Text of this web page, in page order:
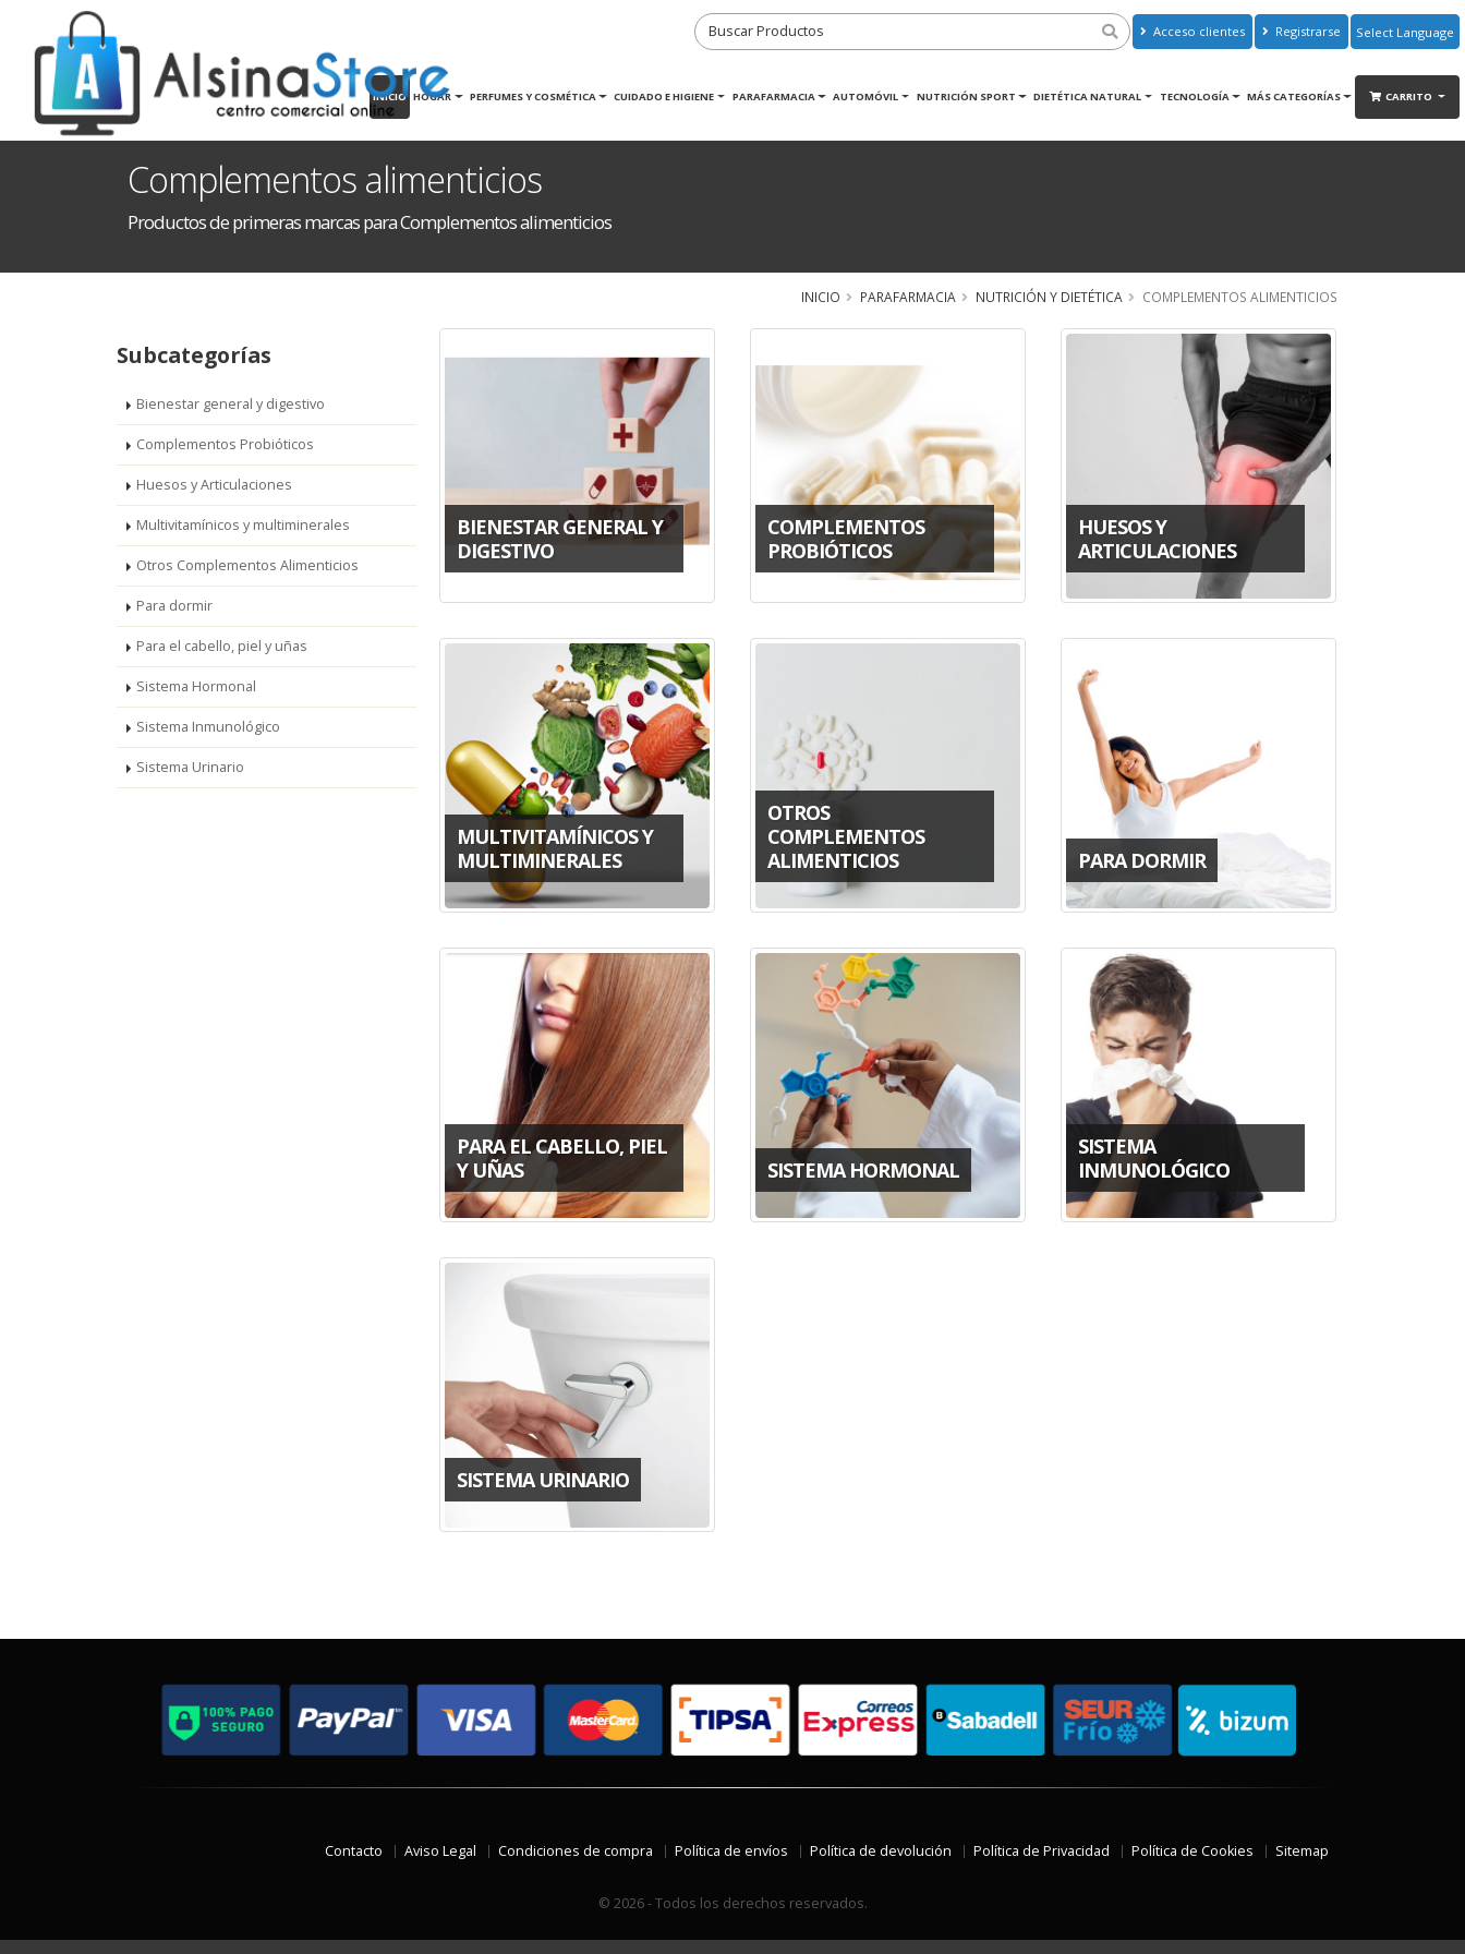
Acceso clientes Registrarse
Translate
INICIO HOGAR PERFUMES Y COSMÉTICA CUIDADO E HIGIENE PARAFARMACIA AUTOMÓVIL NUTRICIÓN SPORT DIETÉTICA NATURAL TECNOLOGÍA MÁS CATEGORÍAS CARRITO
Complementos alimenticios
Productos de primeras marcas para Complementos alimenticios
INICIO PARAFARMACIA NUTRICIÓN Y DIETÉTICA COMPLEMENTOS ALIMENTICIOS
Subcategorías
Bienestar general y digestivo
Complementos Probióticos
Huesos y Articulaciones
Multivitamínicos y multiminerales
Otros Complementos Alimenticios
Para dormir
Para el cabello, piel y uñas
Sistema Hormonal
Sistema Inmunológico
Sistema Urinario
BIENESTAR GENERAL Y
DIGESTIVO
COMPLEMENTOS
PROBIÓTICOS
HUESOS Y
ARTICULACIONES
MULTIVITAMÍNICOS Y
MULTIMINERALES
OTROS
COMPLEMENTOS
ALIMENTICIOS
PARA DORMIR
PARA EL CABELLO, PIEL
Y UÑAS
SISTEMA HORMONAL
SISTEMA
INMUNOLÓGICO
SISTEMA URINARIO
Contacto Aviso Legal Condiciones de compra Política de envíos Política de devolución Política de Privacidad Política de Cookies Sitemap
© 2026 - Todos los derechos reservados.